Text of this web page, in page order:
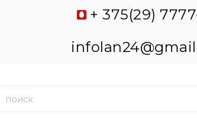
+ 375(29)